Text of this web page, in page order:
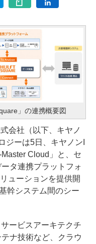
」の連携概要図
会社（以下、キヤノ
ジーは5日、キヤノンI
Cloud」と、セ
タ連携プラットフォ
ューションを提供開
幹システム間のシー
ービスアーキテクチ
ナ技術など、クラウ